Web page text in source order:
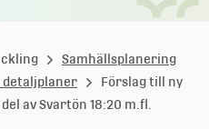
Samhällsplanering
detaljplaner
Förslag till ny
av Svartön 18:20 m.fl.